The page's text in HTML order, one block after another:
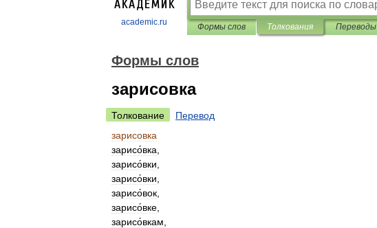
academic.ru Формы слов Толкования Переводы
Формы слов
зарисовка
Толкование
Перевод
зарисовка
зарисо́вка
зарисо́вки
зарисо́вки
зарисо́вок
зарисо́вке
зарисо́вкам